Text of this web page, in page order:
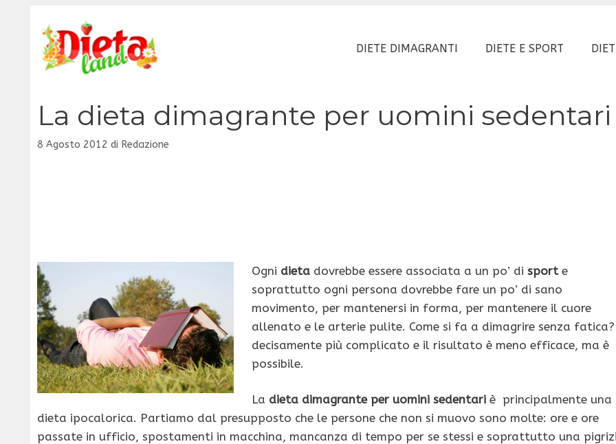
contenuto
DIETE DIMAGRANTI DIETE E SPORT
La dieta dimagrante per uomini sedentari
8 Agosto 2012 di Redazione
Ogni dietadovrebbe essere associata a un po’ di sporte
soprattutto ogni persona dovrebbe fare un po’ di sano
movimento, per mantenersi in forma, per mantenere il cuore
allenato e le arterie pulite. Come si fa a dimagrire senza fatica?
decisamente più complicato e il risultato è meno efficace, ma è
possibile.
La dieta dimagrante per uomini sedentariè principalmente una
dieta ipocalorica. Partiamo dal presupposto che le persone che non si muovo sono molte: ore e ore
passate in ufficio, spostamenti in macchina, mancanza di tempo per se stessi e soprattutto una